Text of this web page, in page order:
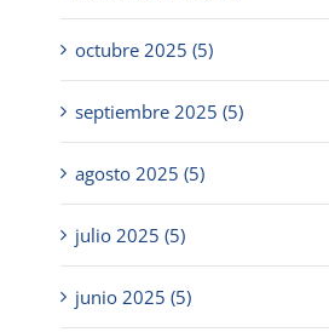
octubre 2025 (5)
septiembre 2025 (5)
agosto 2025 (5)
julio 2025 (5)
junio 2025 (5)